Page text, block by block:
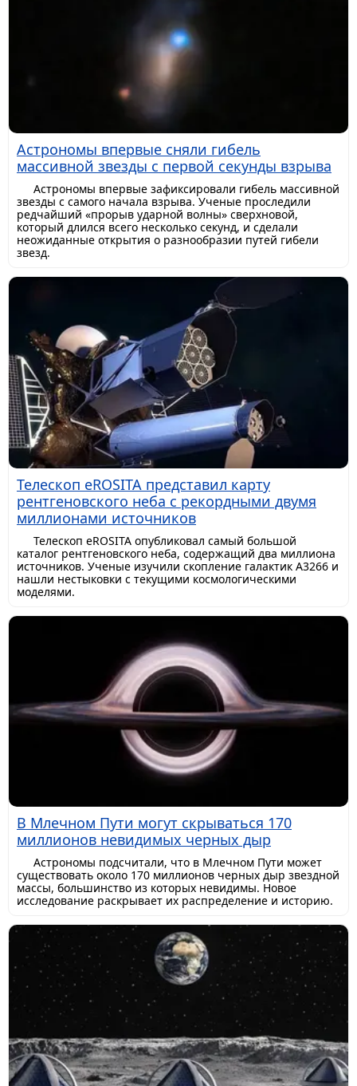
Астрономы впервые сняли гибель
массивной звезды с первой секунды взрыва
Астрономы впервые зафиксировали гибель массивной
звезды с самого начала взрыва. Ученые проследили
редчайший «прорыв ударной волны» сверхновой,
который длился всего несколько секунд, и сделали
неожиданные открытия о разнообразии путей гибели
звезд.
Телескоп eROSITA представил карту
рентгеновского неба с рекордными двумя
миллионами источников
Телескоп eROSITA опубликовал самый большой
каталог рентгеновского неба, содержащий два миллиона
источников. Ученые изучили скопление галактик A3266 и
нашли нестыковки с текущими космологическими
моделями.
В Млечном Пути могут скрываться 170
миллионов невидимых черных дыр
Астрономы подсчитали, что в Млечном Пути может
существовать около 170 миллионов черных дыр звездной
массы, большинство из которых невидимы. Новое
исследование раскрывает их распределение и историю.